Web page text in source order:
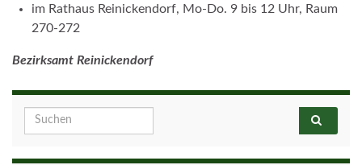
im Rathaus Reinickendorf, Mo-Do. 9 bis 12 Uhr, Raum
270-272
Bezirksamt Reinickendorf
Search for: